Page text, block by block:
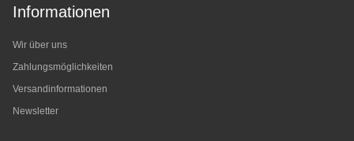
Informationen
Wir über uns
Zahlungsmöglichkeiten
Versandinformationen
Newsletter